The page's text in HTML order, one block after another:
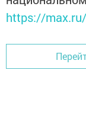
https://